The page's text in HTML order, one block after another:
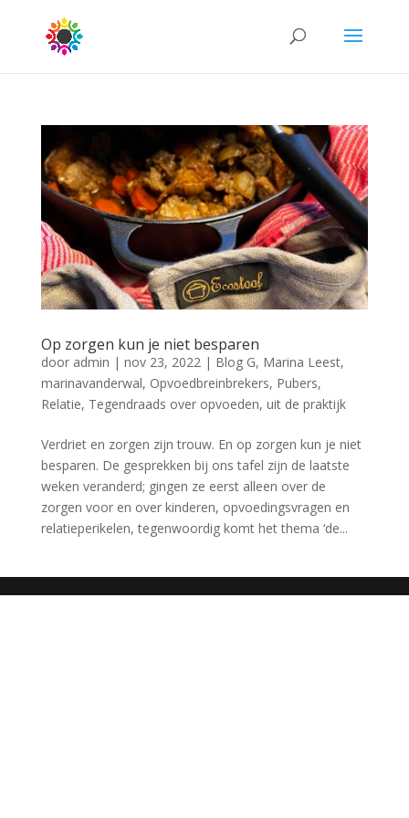
Op zorgen kun je niet besparen
door admin | nov 23, 2022 | Blog G, Marina Leest,
marinavanderwal, Opvoedbreinbrekers, Pubers,
Relatie, Tegendraads over opvoeden, uit de praktijk
Verdriet en zorgen zijn trouw. En op zorgen kun je niet
besparen. De gesprekken bij ons tafel zijn de laatste
weken veranderd; gingen ze eerst alleen over de
zorgen voor en over kinderen, opvoedingsvragen en
relatieperikelen, tegenwoordig komt het thema ‘de...